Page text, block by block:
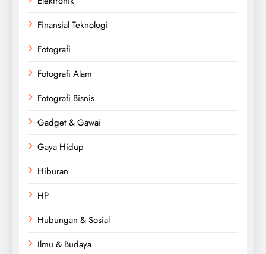
Finansial Teknologi
Fotografi
Fotografi Alam
Fotografi Bisnis
Gadget & Gawai
Gaya Hidup
Hiburan
HP
Hubungan & Sosial
Ilmu & Budaya